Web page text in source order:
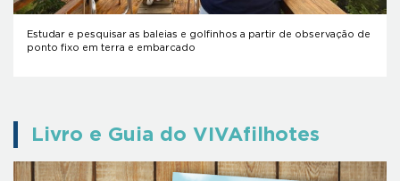
Estudar e pesquisar as baleias e golfinhos a partir de observação de
ponto fixo em terra e embarcado
Livro e Guia do VIVAfilhotes